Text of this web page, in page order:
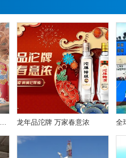
龙年品沱牌 万家春意浓